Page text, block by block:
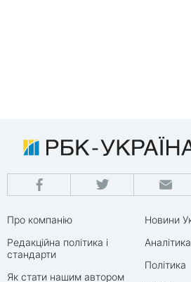
Про компанію
Редакційна політика і
стандарти
Як стати нашим автором
Новини
Аналітика
Політика